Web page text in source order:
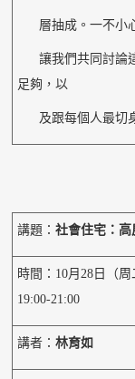
層抽成。一不小
讓我們共同討論這
足夠，以
及跟每個人最切身
講題：社會住宅：
時間：10月28日（周
19:00-21:00
講者：林育如